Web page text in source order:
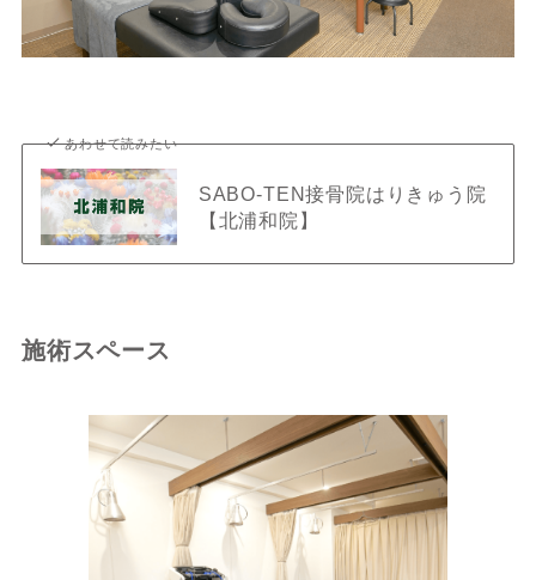
あわせて読みたい
SABO-TEN接骨院はりきゅう院
【北浦和院】
施術スペース